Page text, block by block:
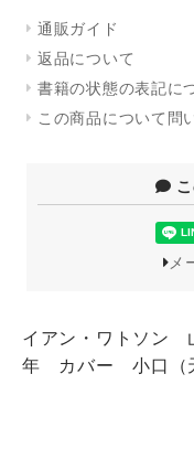
通販ガイド
返品について
書籍の状態の表記に
この商品について問
メ
イアン・ワトソ
年 カバー 小口（